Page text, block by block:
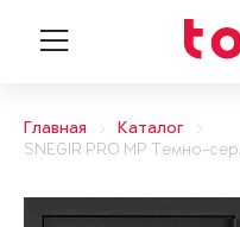
Главная
Каталог
SNEGIR PRO MP Темно-